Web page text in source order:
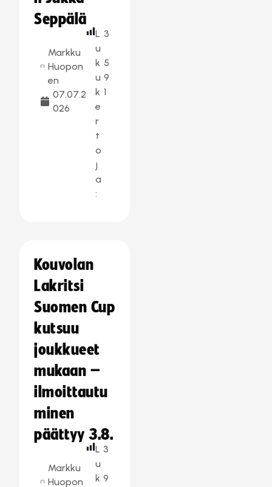
Seppälä
Markku
Huopon
en
07.07.2
026
L
u
k
u
k
e
r
t
o
j
a
:
3
5
9
1
Kouvolan
Lakritsi
Suomen Cup
kutsuu
joukkueet
mukaan –
ilmoittautu
minen
päättyy 3.8.
Markku
Huopon
L
u
k
3
9